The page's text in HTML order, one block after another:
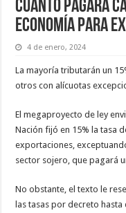
cuánto pagará
economía para
4 de enero, 2024
La mayoría tributarán un
otros con alícuotas
El megaproyecto de ley
Nación fijó en 15% la tasa
exportaciones,
sector sojero, que pagará
No obstante, el texto le
las tasas por decreto hasta